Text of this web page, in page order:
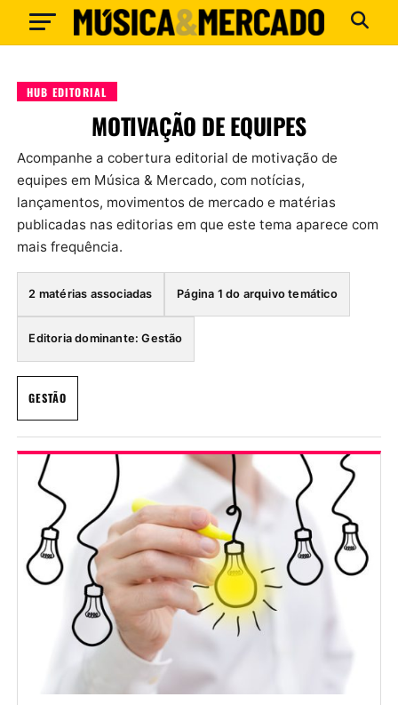
HUB EDITORIAL
MOTIVAÇÃO DE EQUIPES
Acompanhe a cobertura editorial de motivação de
equipes em Música & Mercado, com notícias,
lançamentos, movimentos de mercado e matérias
publicadas nas editorias em que este tema aparece com
mais frequência.
2 matérias associadas Página 1 do arquivo temático
Editoria dominante: Gestão
GESTÃO